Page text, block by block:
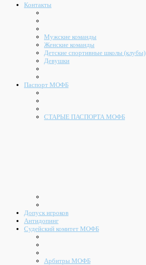
Контакты
Мужские команды
Женские команды
Детские спортивные школы (клубы)
Девушки
Паспорт МОФБ
СТАРЫЕ ПАСПОРТА МОФБ
Допуск игроков
Антидопинг
Судейский комитет МОФБ
Арбитры МОФБ